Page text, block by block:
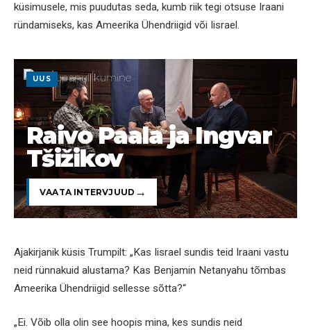
küsimusele, mis puudutas seda, kumb riik tegi otsuse Iraani
ründamiseks, kas Ameerika Ühendriigid või Iisrael.
UUS
Raivo Paala ja Ingvar
Tšižikov
VAATA INTERVJUUD
Ajakirjanik küsis Trumpilt: „Kas Iisrael sundis teid Iraani vastu
neid rünnakuid alustama? Kas Benjamin Netanyahu tõmbas
Ameerika Ühendriigid sellesse sõtta?“
„Ei. Võib olla olin see hoopis mina, kes sundis neid